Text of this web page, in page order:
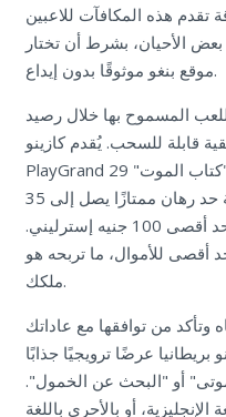
تقدم هذه المكافآت للاعبين
الأحيان، بشرط أن تختار
موقع بنغو موثوقًا بدون إيداع.
المسموح بها خلال رصيد
قابلة للسحب. يُقدم كازينو
PlayGrand 29 دورة مجانية للاعبين الجدد في لعبة "كتاب الموت"
الشهيرة. تشمل الميزة الرئيسية حد رهان ممتازًا يصل إلى 35
ضعفًا، مع إمكانية السحب النقدي بحد أقصى 100 جنيه إسترليني.
أقصى للأموال، ما تربحه هو
ملكك.
وتأكد من توافقها مع عاداتك
بريطانيا عرضًا ترويجيًا جذابًا
"الموتى" أو "البحث عن الخمول".
الإنجليزية، أو بالأحرى باللغة